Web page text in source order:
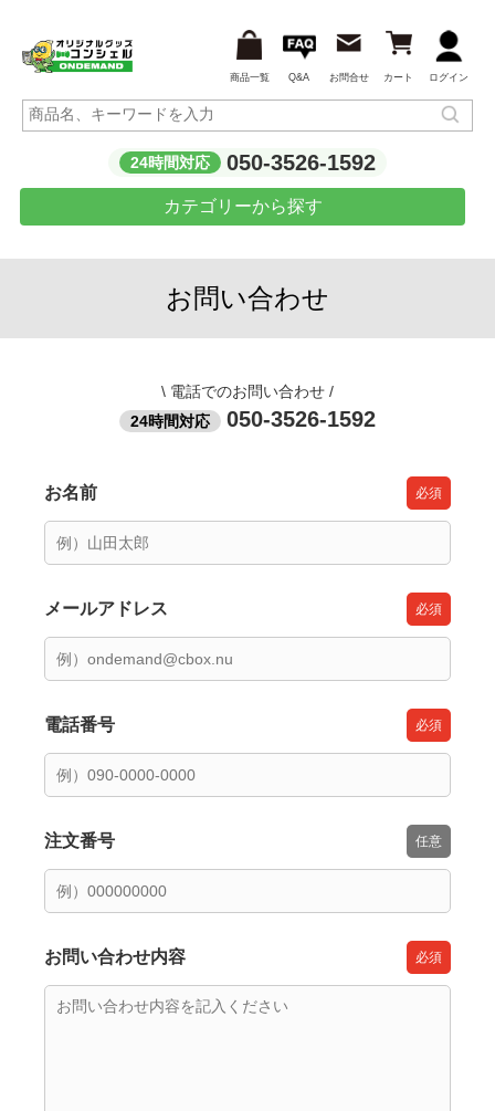
商品一覧 Q&A お問合せ カート ログイン
24時間対応 050-3526-1592
カテゴリーから探す
お問い合わせ
\ 電話でのお問い合わせ /
24時間対応
050-3526-1592
お名前
メールアドレス
電話番号
注文番号
お問い合わせ内容